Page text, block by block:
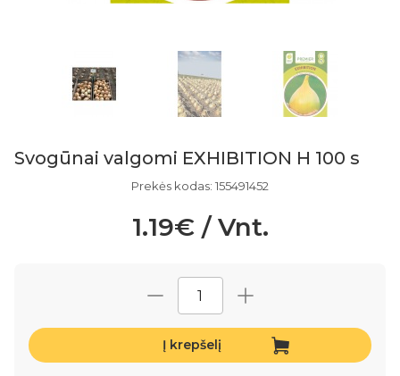
Svogūnai valgomi EXHIBITION H 100 s
Prekės kodas: 155491452
1.19€ / Vnt.
Į krepšelį